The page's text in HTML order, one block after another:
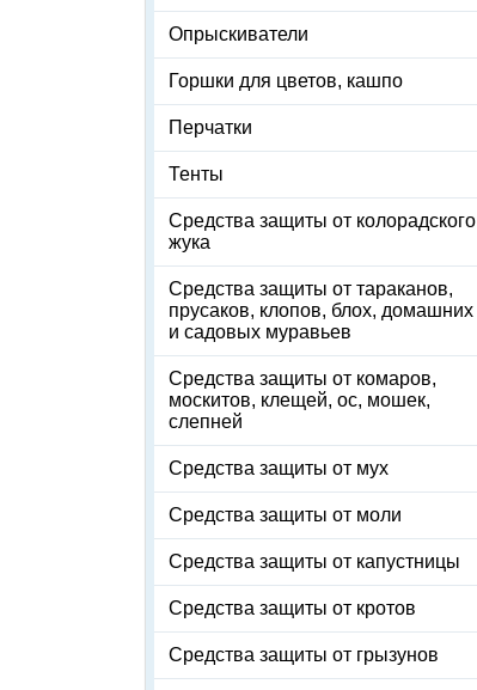
Опрыскиватели
Горшки для цветов, кашпо
Перчатки
Тенты
Средства защиты от колорадского
жука
Средства защиты от тараканов,
прусаков, клопов, блох, домашних
и садовых муравьев
Средства защиты от комаров,
москитов, клещей, ос, мошек,
слепней
Средства защиты от мух
Средства защиты от моли
Средства защиты от капустницы
Средства защиты от кротов
Средства защиты от грызунов